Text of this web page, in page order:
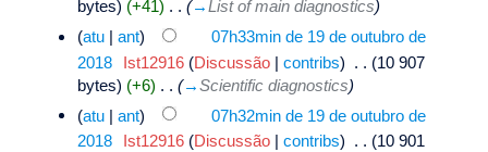
bytes) (+41) . . (→List of main diagnostics)
(atu |ant)
07h33min de 19 de outubro de
2018
Ist12916 (Discussão |contribs) . . (10 907
bytes) (+6) . . (→Scientific diagnostics)
(atu |ant)
07h32min de 19 de outubro de
2018
Ist12916 (Discussão |contribs) . . (10 901